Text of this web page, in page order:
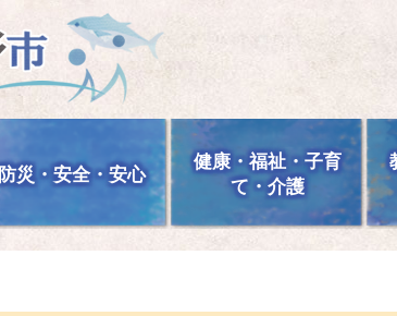
防災・安全・安心
健康・福祉・子育
て・介護